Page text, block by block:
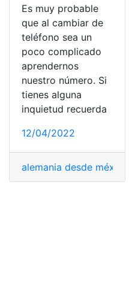
Es muy probable
que al cambiar de
teléfono sea un
poco complicado
aprendernos
nuestro número. Si
tienes alguna
inquietud recuerda
12/04/2022
alemania desde méxico